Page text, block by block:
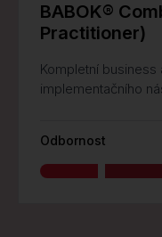
BABOK®
Practitioner)
Kompletní business
implementačního
Odbornost